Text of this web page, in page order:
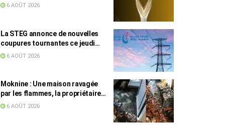
face au Djoliba AC
6 AOÛT 2026
La STEG annonce de nouvelles
coupures tournantes ce jeudi
dans plusieurs régions
6 AOÛT 2026
Moknine : Une maison ravagée
par les flammes, la propriétaire
accuse la STEG et la SONEDE
6 AOÛT 2026